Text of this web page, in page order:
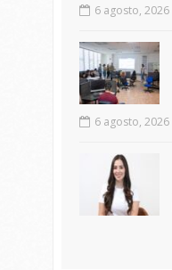
6 agosto, 2026
6 agosto, 2026